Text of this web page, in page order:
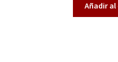
Añadir